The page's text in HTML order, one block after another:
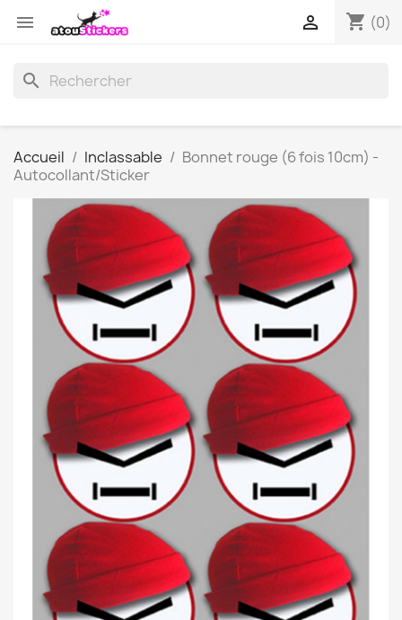
 shopping_cart (0)

search
Accueil Inclassable
Bonnet rouge (6 fois 10cm) -
Autocollant/Sticker